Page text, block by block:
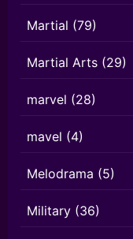
Martial (79)
Martial Arts (29)
marvel (28)
mavel (4)
Melodrama (5)
Military (36)